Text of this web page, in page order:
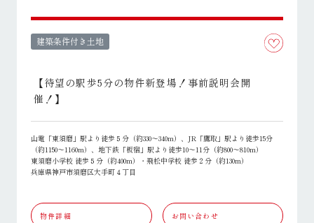
建築条件付き土地
【待望の駅歩5分の物件新登場！事前説明会開
催！】
山電「東須磨」駅より徒歩５分（約330～340m）、JR「鷹取」駅より徒歩15分
（約1150～1160m）、地下鉄「板宿」駅より徒歩10～11分（約800～810m）
東須磨小学校 徒歩５分（約400m）・飛松中学校 徒歩２分（約130m）
兵庫県神戸市須磨区大手町４丁目
物件詳細 お問い合わせ